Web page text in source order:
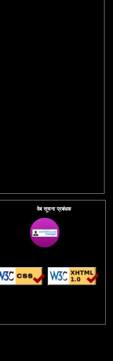
वेब सूचना प्रबंधक